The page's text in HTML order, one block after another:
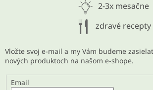
2-3x mesačne
zdravé recepty
Vložte svoj e-mail a my Vám budeme
nových produktoch na našom e-shope.
Email